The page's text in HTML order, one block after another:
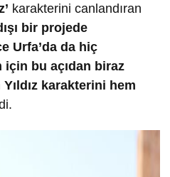
karakterini canlandıran
bir projede
Urfa’da da hiç
için bu açıdan biraz
karakterini hem